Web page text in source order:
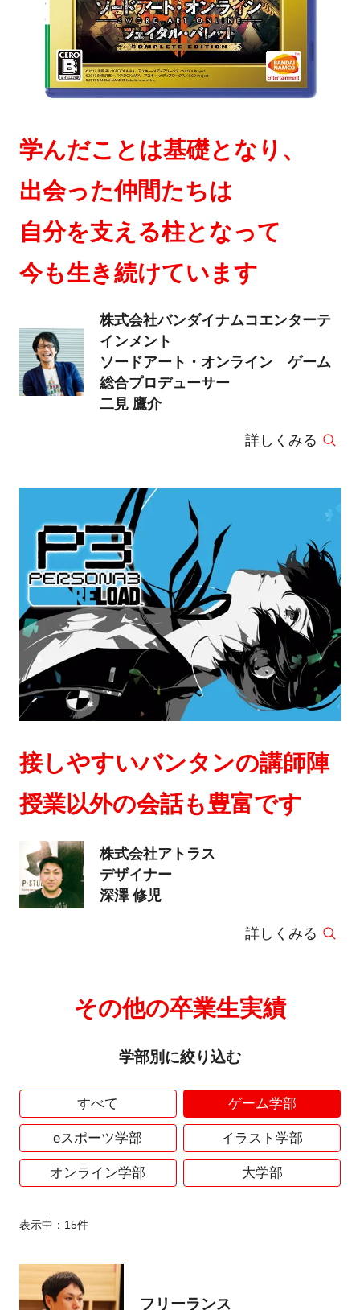
学んだことは基礎となり、
出会った仲間たちは
自分を支える柱となって
今も生き続けています
株式会社バンダイナムコエンターテ
インメント
ソードアート・オンライン ゲーム
総合プロデューサー
二見 鷹介
詳しくみる
接しやすいバンタンの講師陣
授業以外の会話も豊富です
株式会社アトラス
デザイナー
深澤 修児
詳しくみる
その他の卒業生実績
学部別に絞り込む
すべて ゲーム学部
eスポーツ学部 イラスト学部
オンライン学部 大学部
表示中： 15件
フリーランス